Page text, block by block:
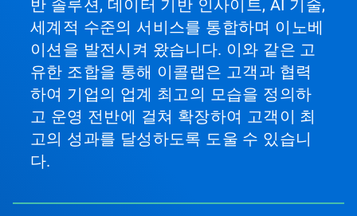
반 솔루션, 데이터 기반 인사이트, AI 기술,
세계적 수준의 서비스를 통합하며 이노베
이션을 발전시켜 왔습니다. 이와 같은 고
유한 조합을 통해 이콜랩은 고객과 협력
하여 기업의 업계 최고의 모습을 정의하
고 운영 전반에 걸쳐 확장하여 고객이 최
고의 성과를 달성하도록 도울 수 있습니
다.